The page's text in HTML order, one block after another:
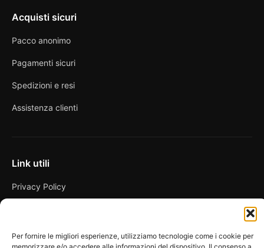
Per fornire le migliori esperienze, utilizziamo tecnologie come i cookie per
Acquisti sicuri
Pacco anonimo
Pagamenti sicuri
Spedizioni e resi
Assistenza clienti
Link utili
Privacy Policy
Cookie Policy